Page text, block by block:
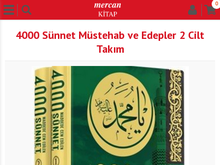
0
4000 Sünnet Müstehab ve Edepler 2 Cilt
Takım